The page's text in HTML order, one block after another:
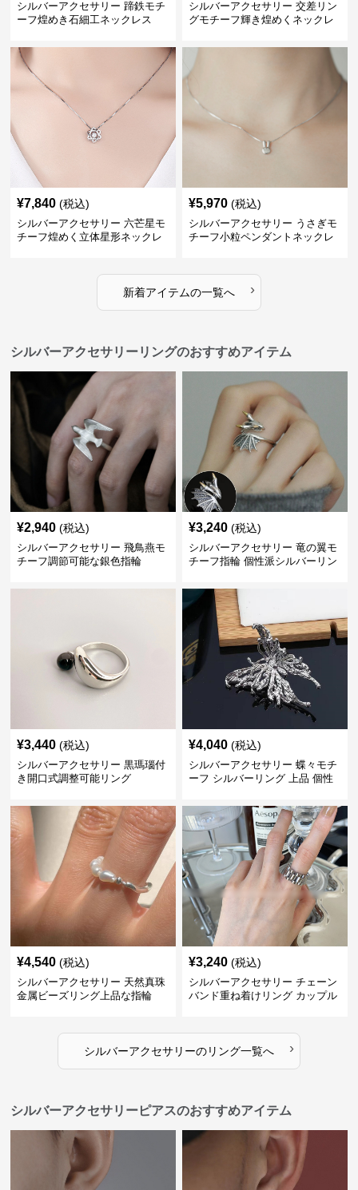
シルバーアクセサリー 蹄鉄モチ
ーフ煌めき石細工ネックレス
シルバーアクセサリー 交差リン
グモチーフ輝き煌めくネックレ
¥7,840 (税込)
シルバーアクセサリー 六芒星モ
チーフ煌めく立体星形ネックレ
¥5,970 (税込)
シルバーアクセサリー うさぎモ
チーフ小粒ペンダントネックレ
新着アイテムの一覧へ ›
シルバーアクセサリーリングのおすすめアイテム
¥2,940 (税込)
シルバーアクセサリー 飛鳥燕モ
チーフ調節可能な銀色指輪
¥3,240 (税込)
シルバーアクセサリー 竜の翼モ
チーフ指輪 個性派シルバーリン
¥3,440 (税込)
シルバーアクセサリー 黒瑪瑙付
き開口式調整可能リング
¥4,040 (税込)
シルバーアクセサリー 蝶々モチ
ーフ シルバーリング 上品 個性
¥4,540 (税込)
シルバーアクセサリー 天然真珠
金属ビーズリング上品な指輪
¥3,240 (税込)
シルバーアクセサリー チェーン
バンド重ね着けリング カップル
シルバーアクセサリーのリング一覧へ ›
シルバーアクセサリーピアスのおすすめアイテム